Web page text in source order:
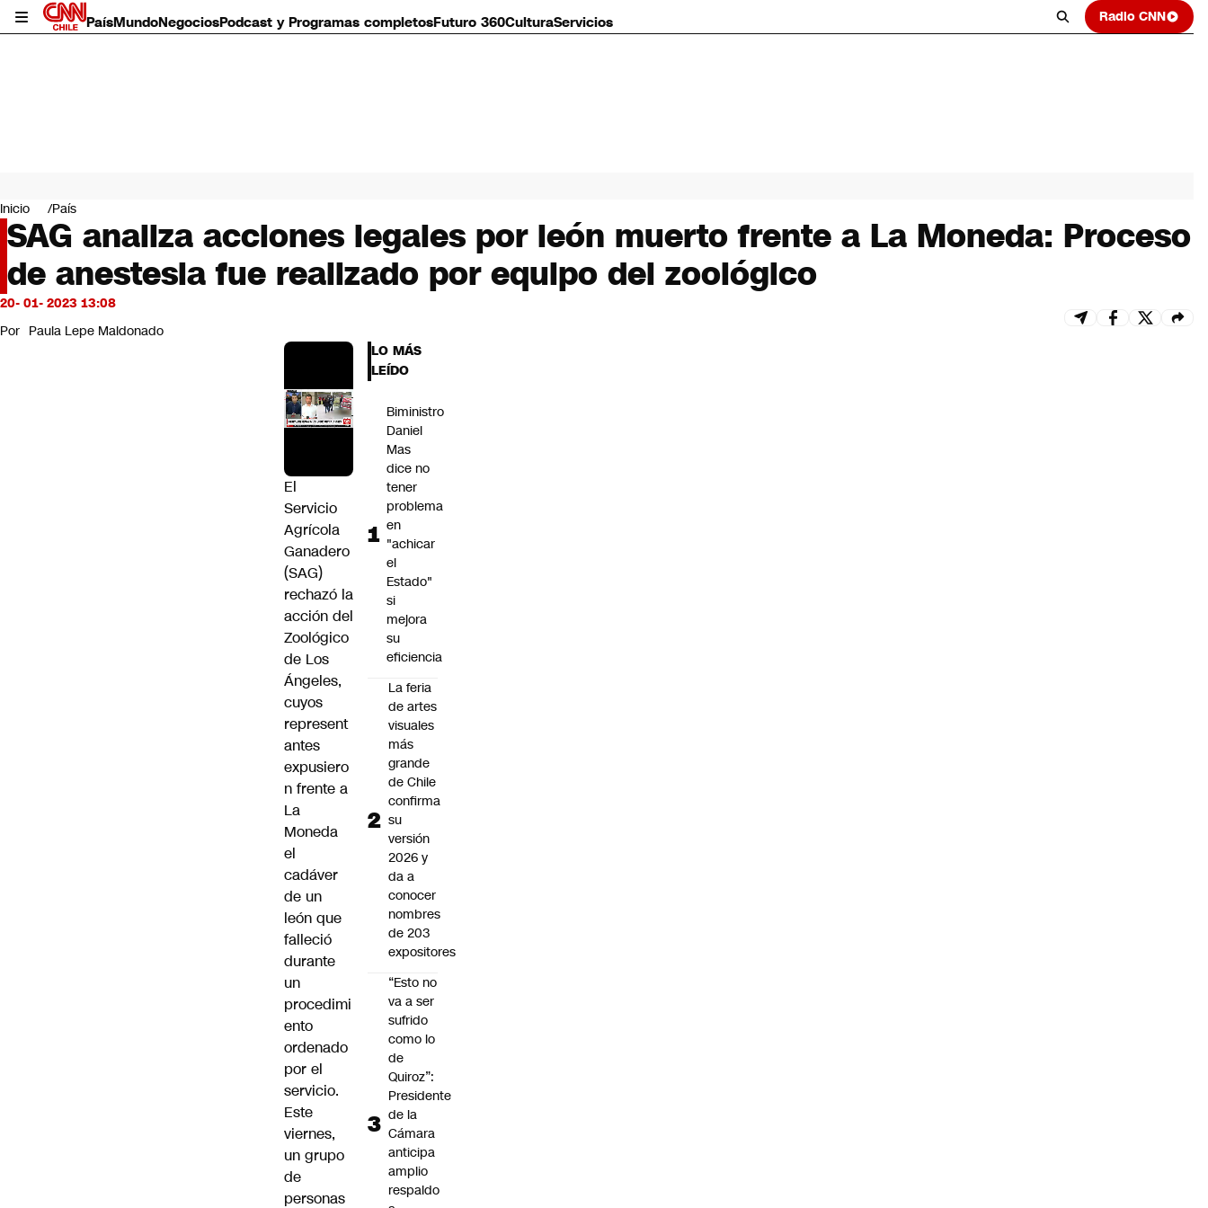
PaísMundoNegociosPodcast y Programas completosFuturo 360CulturaServicios Radio CNN
Mundo
Negocios
Deportes
Programas completos
Cultura
Servicios
Bits
CNN Data
Inicio País
SAG analiza acciones legales por león muerto frente a La Moneda: Proceso
de anestesia fue realizado por equipo del zoológico
20- 01- 2023 13:08
Por Paula Lepe Maldonado
El
Servicio
Agrícola
Ganadero
(SAG)
rechazó la
acción del
Zoológico
de Los
Ángeles,
cuyos
represent
antes
expusiero
n frente a
La
Moneda
el
cadáver
de un
león que
falleció
durante
un
procedimi
ento
ordenado
por el
servicio.
Este
viernes,
un grupo
de
personas
LO MÁS
LEÍDO
Biministro
Daniel
Mas
dice no
tener
problema
en
"achicar
el
Estado"
si
mejora
su
eficiencia
La feria
de artes
visuales
más
grande
de Chile
confirma
su
versión
2026 y
da a
conocer
nombres
de 203
expositores
“Esto no
va a ser
sufrido
como lo
de
Quiroz”:
Presidente
de la
Cámara
anticipa
amplio
respaldo